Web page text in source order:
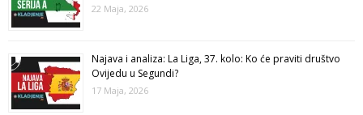
22 Maja, 2026
Najava i analiza: La Liga, 37. kolo: Ko će praviti društvo
Ovijedu u Segundi?
17 Maja, 2026